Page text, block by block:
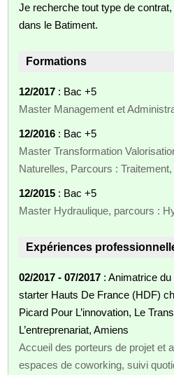
Je recherche tout type de
dans le Batiment.
Formations
12/2017 : Bac +5
Master Management et
12/2016 : Bac +5
Master Transformation
Naturelles, Parcours : Traitement,
12/2015 : Bac +5
Master Hydraulique, parcours :
Expériences
02/2017 - 07/2017 : Animatrice
starter Hauts De France (HDF)
Picard Pour L’innovation, Le
L’entreprenariat, Amiens
Accueil des porteurs de projet et
espaces de coworking, suivi